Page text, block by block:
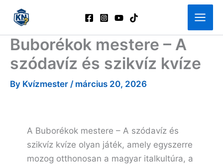
content
Buborékok mestere – A
szódavíz és szikvíz kvíze
By Kvízmester / március 20, 2026
A Buborékok mestere – A szódavíz és
szikvíz kvíze olyan játék, amely egyszerre
mozog otthonosan a magyar italkultúra, a